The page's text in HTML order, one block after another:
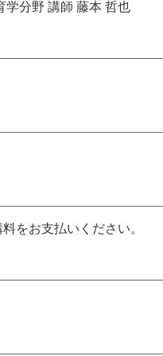
学分野 講師 藤本 哲也
をお支払いください。